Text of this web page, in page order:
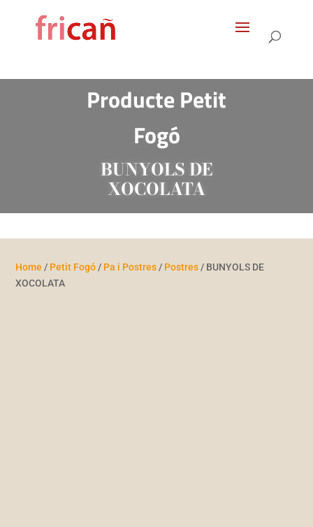
Producte Petit
Fogó
BUNYOLS DE
XOCOLATA
Home / Petit Fogó/ Pa i Postres/ Postres/ BUNYOLS DE
XOCOLATA